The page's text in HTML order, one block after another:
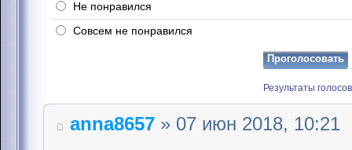
Не понравился
Совсем не понравился
Результаты
anna8657 » 07 июн 2018, 10:21